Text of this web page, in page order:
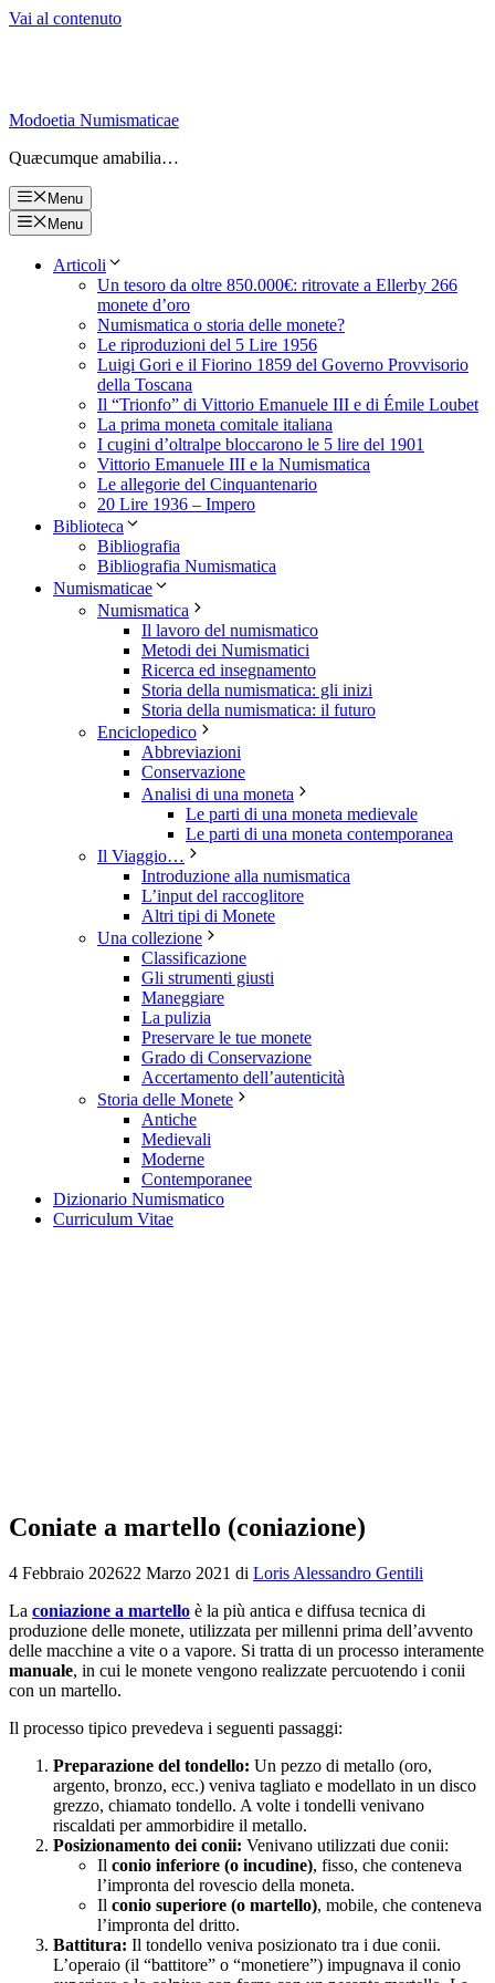
Vai al contenuto
Modoetia Numismaticae
Quæcumque amabilia…
Menu
Menu
Articoli
Un tesoro da oltre 850.000€: ritrovate a Ellerby 266
monete d’oro
Numismatica o storia delle monete?
Le riproduzioni del 5 Lire 1956
Luigi Gori e il Fiorino 1859 del Governo Provvisorio
della Toscana
Il “Trionfo” di Vittorio Emanuele III e di Émile Loubet
La prima moneta comitale italiana
I cugini d’oltralpe bloccarono le 5 lire del 1901
Vittorio Emanuele III e la Numismatica
Le allegorie del Cinquantenario
20 Lire 1936 – Impero
Biblioteca
Bibliografia
Bibliografia Numismatica
Numismaticae
Numismatica
Il lavoro del numismatico
Metodi dei Numismatici
Ricerca ed insegnamento
Storia della numismatica: gli inizi
Storia della numismatica: il futuro
Enciclopedico
Abbreviazioni
Conservazione
Analisi di una moneta
Le parti di una moneta medievale
Le parti di una moneta contemporanea
Il Viaggio…
Introduzione alla numismatica
L’input del raccoglitore
Altri tipi di Monete
Una collezione
Classificazione
Gli strumenti giusti
Maneggiare
La pulizia
Preservare le tue monete
Grado di Conservazione
Accertamento dell’autenticità
Storia delle Monete
Antiche
Medievali
Moderne
Contemporanee
Dizionario Numismatico
Curriculum Vitae
Coniate a martello (coniazione)
4 Febbraio 202622 Marzo 2021 di Loris Alessandro Gentili
La coniazione a martello è la più antica e diffusa tecnica di
produzione delle monete, utilizzata per millenni prima dell’avvento
delle macchine a vite o a vapore. Si tratta di un processo interamente
manuale, in cui le monete vengono realizzate percuotendo i conii
con un martello.
Il processo tipico prevedeva i seguenti passaggi:
Preparazione del tondello: Un pezzo di metallo (oro,
argento, bronzo, ecc.) veniva tagliato e modellato in un disco
grezzo, chiamato tondello. A volte i tondelli venivano
riscaldati per ammorbidire il metallo.
Posizionamento dei conii: Venivano utilizzati due conii:
Il conio inferiore (o incudine), fisso, che conteneva
l’impronta del rovescio della moneta.
Il conio superiore (o martello), mobile, che conteneva
l’impronta del dritto.
Battitura: Il tondello veniva posizionato tra i due conii.
L’operaio (il “battitore” o “monetiere”) impugnava il conio